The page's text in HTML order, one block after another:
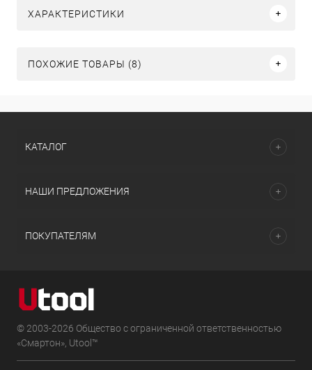
ХАРАКТЕРИСТИКИ
ПОХОЖИЕ ТОВАРЫ (8)
КАТАЛОГ
НАШИ ПРЕДЛОЖЕНИЯ
ПОКУПАТЕЛЯМ
© 2003-2026 Общество с ограниченной ответственностью
«Смартон», Utool™